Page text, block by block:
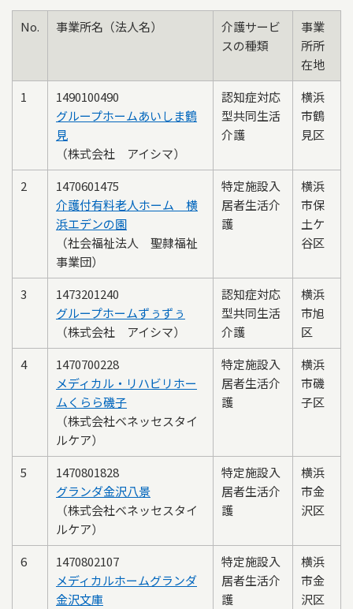
No. 事業所名（法人名）
介護サービ
スの種類
事業
所所
在地
1
1490100490
グループホームあいしま鶴
見
（株式会社 アイシマ）
認知症対応
型共同生活
介護
横浜
市鶴
見区
2
1470601475
介護付有料老人ホーム 横
浜エデンの園
（社会福祉法人 聖隷福祉
事業団）
特定施設入
居者生活介
護
横浜
市保
土ケ
谷区
3
1473201240
グループホームずぅずぅ
（株式会社 アイシマ）
認知症対応
型共同生活
介護
横浜
市旭
区
4
1470700228
メディカル・リハビリホー
ムくらら磯子
（株式会社ベネッセスタイ
ルケア）
特定施設入
居者生活介
護
横浜
市磯
子区
5
1470801828
グランダ金沢八景
（株式会社ベネッセスタイ
ルケア）
特定施設入
居者生活介
護
横浜
市金
沢区
6
1470802107
メディカルホームグランダ
金沢文庫
特定施設入
居者生活介
護
横浜
市金
沢区